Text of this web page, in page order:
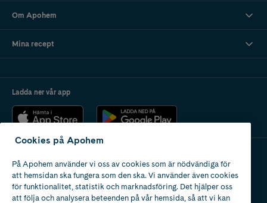
Om Apohem
Mina recept
Ladda ner vår app
Apotek med tillstånd
av Läkemedelsverket
Cookies på Apohem
På Apohem använder vi oss av cookies som är nödvändiga för
att hemsidan ska fungera som den ska. Vi använder även cookies
för funktionalitet, statistik och marknadsföring. Det hjälper oss
att följa och analysera beteenden på vår hemsida, så att vi kan